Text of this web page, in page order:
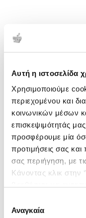
Αυτή η ιστοσελίδα
Χρησιμοποιούμε
περιεχομένου και
κοινωνικών μέσων
επισκεψιμότητάς
προσφέρουμε μία
προτιμήσεις σας και
σας περιήγηση, με
Κάνοντας κλικ στην ‘’
ενδιαφέρουν και να
συγκατάθεσης
Αναγκαία